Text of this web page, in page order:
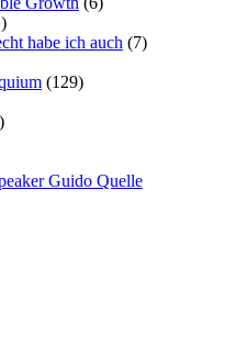
Guido Quelle
habe ich auch (7)
(129)